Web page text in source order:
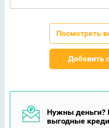
Посмотреть
Добавить
Нужны деньги?
выгодные